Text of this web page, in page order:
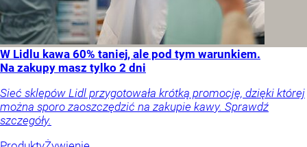
W Lidlu kawa 60% taniej, ale pod tym warunkiem.
Na zakupy masz tylko 2 dni
Sieć sklepów Lidl przygotowała krótką promocję, dzięki której
można sporo zaoszczędzić na zakupie kawy. Sprawdź
szczegóły.